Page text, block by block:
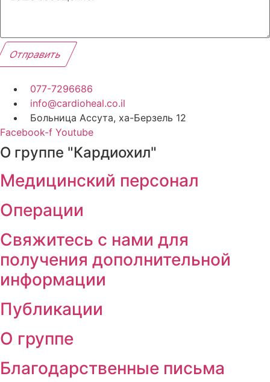
Отправить
077-7296686
info@cardioheal.co.il
Больница Ассута, ха-Берзель 12
Facebook-f Youtube
О группе "Кардиохил"
Медицинский персонал
Операции
Свяжитесь с нами для
получения дополнительной
информации
Публикации
О группе
Благодарственные письма